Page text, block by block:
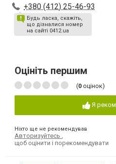
+380 (412) 25-46-93
Будь ласка, скажіть,
що дізналися номер
на сайті 0412.ua
Оцініть першим
(0 оцінок)
Я
Ніхто ще не рекомендував
Авторизуйтесь
щоб оцінити і порекомендувати